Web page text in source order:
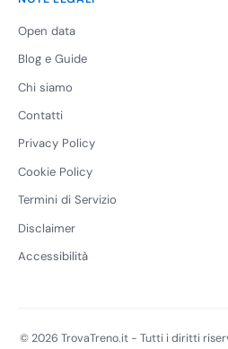
Open data
Blog e Guide
Chi siamo
Contatti
Privacy Policy
Cookie Policy
Termini di Servizio
Disclaimer
Accessibilità
© 2026 TrovaTreno.it - Tutti i diritti